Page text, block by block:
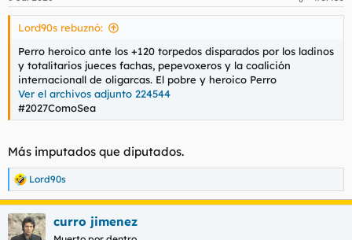
e
s
Lord90s rebuznó:
Perro heroico ante los +120 torpedos disparados por los ladinos
y totalitarios jueces fachas, pepevoxeros y la coalición
internacionall de oligarcas. El pobre y heroico Perro
Ver el archivos adjunto 224544
#2027ComoSea
Más imputados que diputados.
R
e
a
c
c
Lord90s
curro jimenez